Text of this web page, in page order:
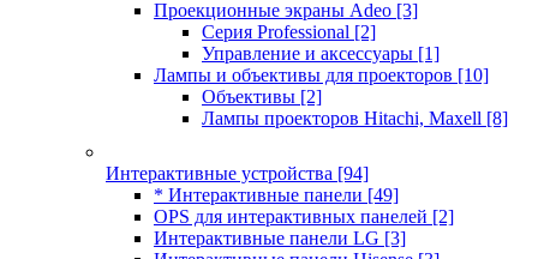
Проекционные экраны Adeo [3]
Серия Professional [2]
Управление и аксессуары [1]
Лампы и объективы для проекторов [10]
Объективы [2]
Лампы проекторов Hitachi, Maxell [8]
Интерактивные устройства [94]
* Интерактивные панели [49]
OPS для интерактивных панелей [2]
Интерактивные панели LG [3]